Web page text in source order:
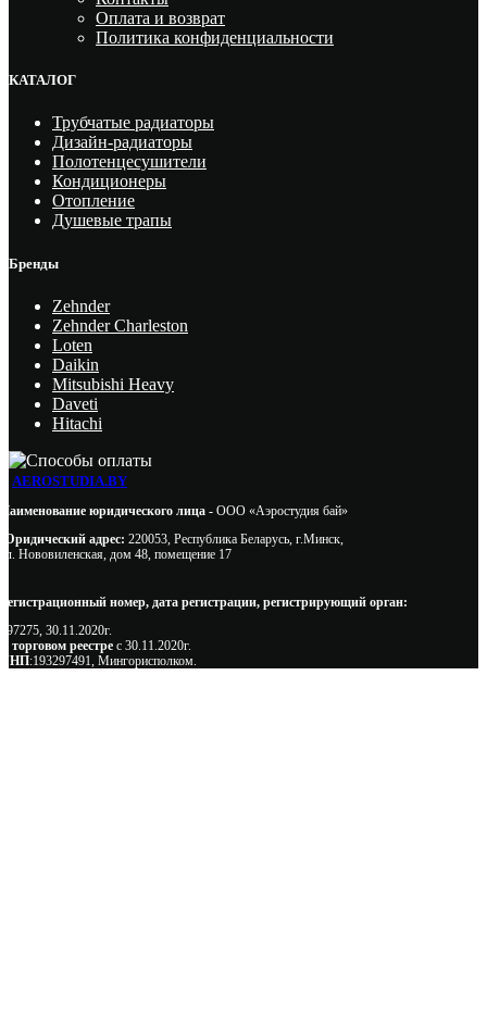
Оплата и возврат
Политика конфиденциальности
КАТАЛОГ
Трубчатые радиаторы
Дизайн-радиаторы
Полотенцесушители
Кондиционеры
Отопление
Душевые трапы
Бренды
Zehnder
Zehnder Charleston
Loten
Daikin
Mitsubishi Heavy
Daveti
Hitachi
AEROSTUDIA.BY
Наименование юридического лица - ООО «Аэростудия бай»
Юридический адрес: 220053, Республика Беларусь, г.Минск,
ул. Нововиленская, дом 48, помещение 17
Регистрационный номер, дата регистрации, регистрирующий орган:
497275, 30.11.2020г.
В торговом реестре с 30.11.2020г.
УНП:193297491, Мингорисполком.